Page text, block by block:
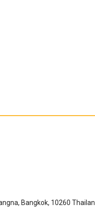
Bangkok, 10260